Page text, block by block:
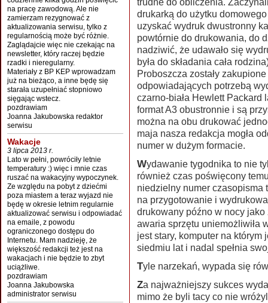
na pracę zawodową. Ale nie
zamierzam rezygnować z
aktualizowania serwisu, tylko z
regularnością może być różnie.
Zaglądajcie więc nie czekając na
newsletter, który raczej będzie
rzadki i nieregularny.
Materiały z BP KEP wprowadzam
już na bieżąco, a inne będę się
starała uzupełniać stopniowo
sięgając wstecz.
pozdrawiam
Joanna Jakubowska redaktor
serwisu
Wakacje
3 lipca 2013 r.
Lato w pełni, powróciły letnie
temperatury :) więc i mnie czas
ruszać na wakacyjny wypoczynek.
Ze względu na pobyt z dziećmi
poza miastem a teraz wyjazd nie
będę w okresie letnim regularnie
aktualizować serwisu i odpowiadać
na emaile, z powodu
ograniczonego dostępu do
Internetu. Mam nadzieję, że
większość redakcji też jest na
wakacjach i nie będzie to zbyt
uciążliwe.
pozdrawiam
Joanna Jakubowska
administrator serwisu
trudne do obliczenia.
drukarką do użytku
uzyskać wydruk dwustronny
powtórnie do drukowania, do
nadziwić, że udawało się
była do składania cała
Proboszcza zostały
odpowiadających potrzebą
czarno-biała Hewlett Packard
format A3 obustronnie i są
można na obu drukować
maja nasza redakcja mogła
numer w dużym formacie.
Wydawanie tygodnika to nie tylko sprzęt, papier i proszki do drukarek to
również czas poświęcony
niedzielny numer czasopisma
na przygotowanie i
drukowany późno w nocy
awaria sprzętu uniemożliwiła
jest stary, komputer na
siedmiu lat i nadal spełnia
Tyle narzekań, wypada się
Za najważniejszy sukces wydawnictwa uważam fakt że jeszcze istnieje
mimo że byli tacy co nie